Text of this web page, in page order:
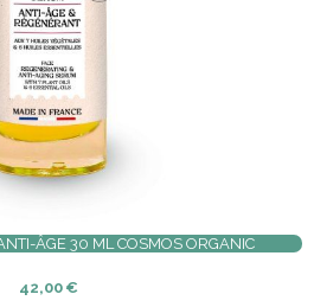
ÂGE 30 ML COSMOS ORGANIC
42,00€